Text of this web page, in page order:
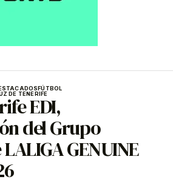
FÚTBOL
DE TENERIFE
EDI,
del Grupo
GENUINE